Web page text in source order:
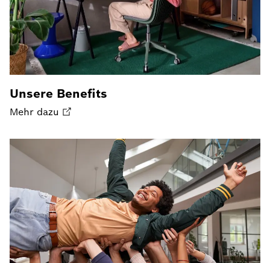
Unsere Benefits
Mehr dazu